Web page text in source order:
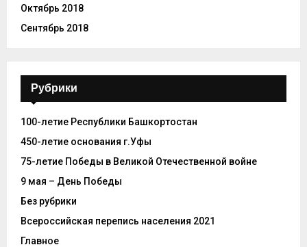
Октябрь 2018
Сентябрь 2018
Рубрики
100-летие Республики Башкортостан
450-летие основания г.Уфы
75-летие Победы в Великой Отечественной войне
9 мая – День Победы
Без рубрики
Всероссийская перепись населения 2021
Главное